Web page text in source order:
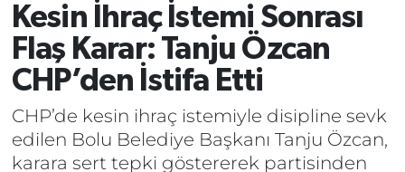
Kesin İhraç İstemi Sonrası
Flaş Karar: Tanju Özcan
CHP’den İstifa Etti
CHP’de kesin ihraç istemiyle disipline sevk
edilen Bolu Belediye Başkanı Tanju Özcan,
karara sert tepki göstererek partisinden